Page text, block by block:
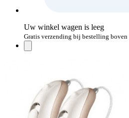
Uw winkel wagen is leeg
Gratis verzending bij bestelling boven